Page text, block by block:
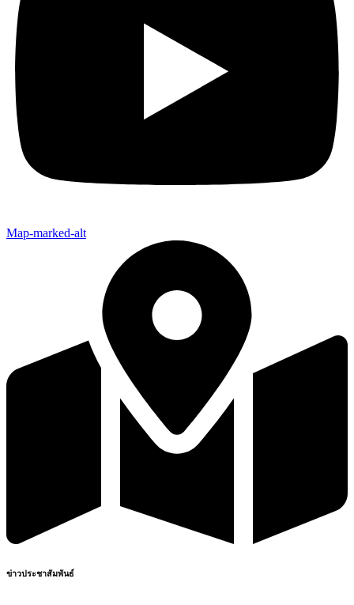
Map-marked-alt
ข่าวประชาสัมพันธ์